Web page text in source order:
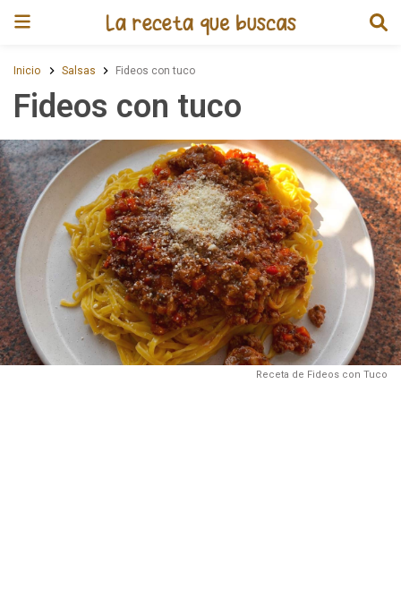
Inicio Salsas Fideos con tuco
Fideos con tuco
Receta de Fideos con Tuco